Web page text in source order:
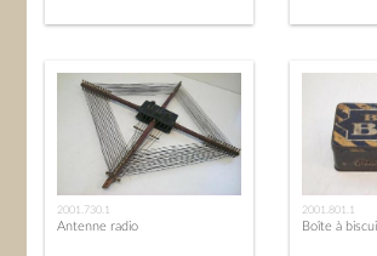
2001.730.1
Antenne radio
2001.801.1
Boîte à